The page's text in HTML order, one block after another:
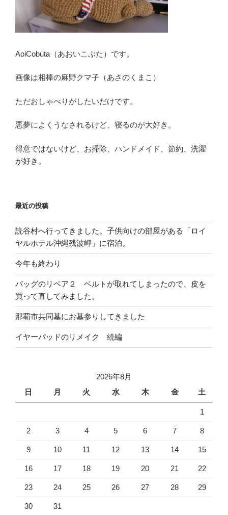
AoiCobuta（あおいこぶた）です。
画像は相棒の麻野クマ子（あさのくまこ）
ただおしゃべりがしたいだけです。
悪夢によくうなされるけど、寝るのが大好き。
得意ではないけど、お掃除、ハンドメイド、節約、洗濯
が好き。
最近の投稿
読谷村へ行ってきました。子供向けの部屋がある「ロイ
ヤルホテル沖縄残波岬」に宿泊。
今年も終わり
バッグのリペア２ ベルトが取れてしまったので、皮を
買って直してみました。
那覇市共同墓にお墓参りしてきました
イヤーパッドのリメイク 続編
2026年8月
日
月 火 水 木 金 土
1
2 3 4 5 6 7 8
9 10 11 12 13 14 15
16 17 18 19 20 21 22
23 24 25 26 27 28 29
30 31